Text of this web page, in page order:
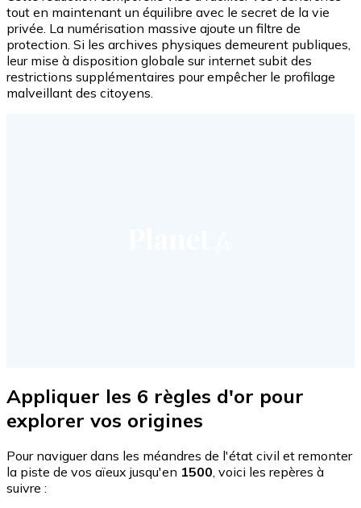
tout en maintenant un équilibre avec le secret de la vie
privée. La numérisation massive ajoute un filtre de
protection. Si les archives physiques demeurent publiques,
leur mise à disposition globale sur internet subit des
restrictions supplémentaires pour empêcher le profilage
malveillant des citoyens.
Appliquer les 6 règles d'or pour
explorer vos origines
Pour naviguer dans les méandres de l'état civil et remonter
la piste de vos aïeux jusqu'en 1500, voici les repères à
suivre :